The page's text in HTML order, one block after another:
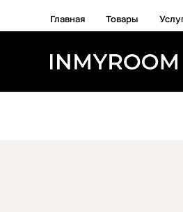
Главная Товары